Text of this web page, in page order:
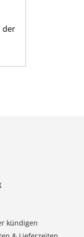
der
kündigen